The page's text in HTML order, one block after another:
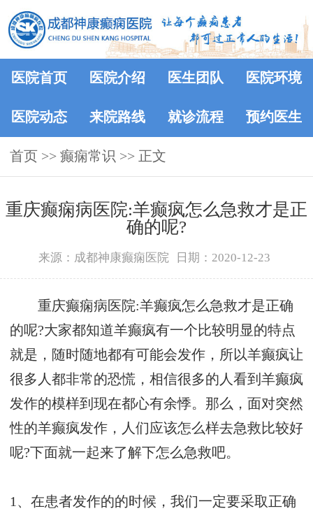
医院首页 医院介绍 医生团队 医院环境
医院动态 来院路线 就诊流程 预约医生
首页 >> 癫痫常识 >> 正文
重庆癫痫病医院:羊癫疯怎么急救才是正
确的呢?
来源：成都神康癫痫医院 日期：2020-12-23
重庆癫痫病医院:羊癫疯怎么急救才是正确
的呢?大家都知道羊癫疯有一个比较明显的特点
就是，随时随地都有可能会发作，所以羊癫疯让
很多人都非常的恐慌，相信很多的人看到羊癫疯
发作的模样到现在都心有余悸。那么，面对突然
性的羊癫疯发作，人们应该怎么样去急救比较好
呢?下面就一起来了解下怎么急救吧。
1、在患者发作的的时候，我们一定要采取正确